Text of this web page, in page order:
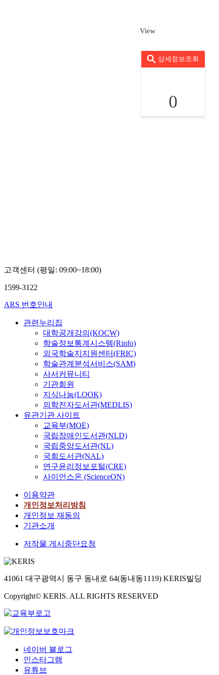
View
상세정보조회
0
고객센터 (평일: 09:00~18:00)
1599-3122
ARS 번호안내
관련누리집
대학공개강의(KOCW)
학술정보통계시스템(Rinfo)
외국학술지지원센터(FRIC)
학술관계분석서비스(SAM)
사서커뮤니티
기관회원
지식나눔(LOOK)
의학전자도서관(MEDLIS)
유관기관 사이트
교육부(MOE)
국립장애인도서관(NLD)
국립중앙도서관(NL)
국회도서관(NAL)
연구윤리정보포털(CRE)
사이언스온 (ScienceON)
이용약관
개인정보처리방침
개인정보 재동의
기관소개
저작물 게시중단요청
41061 대구광역시 동구 동내로 64(동내동1119) KERIS빌딩
Copyright© KERIS. ALL RIGHTS RESERVED
네이버 블로그
인스타그램
유튜브